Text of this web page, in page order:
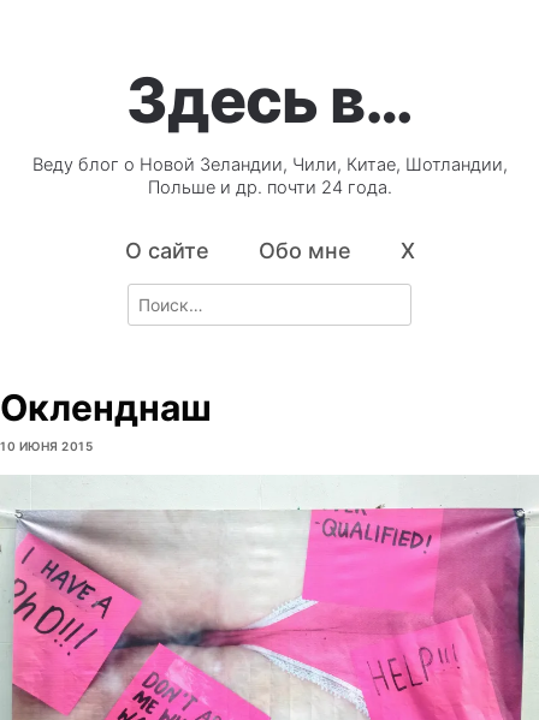
Здесь в…
Веду блог о Новой Зеландии, Чили, Китае, Шотландии,
Польше и др. почти 24 года.
О сайте Обо мне X
Search
for:
Окленднаш
10 ИЮНЯ 2015